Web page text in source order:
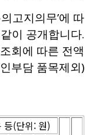
고지의무’에 따
이 공개합니다.
회에 따른 전액
부담 품목제외)
등(단위: 원)